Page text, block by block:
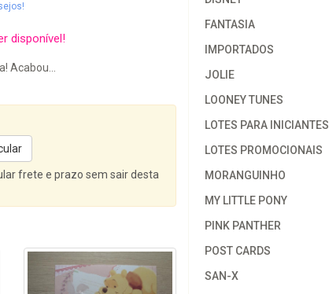
disponível!
Acabou...
frete e prazo sem sair desta
FANTASIA
IMPORTADOS
JOLIE
LOONEY TUNES
LOTES PARA INICIANTES
LOTES PROMOCIONAIS
MORANGUINHO
MY LITTLE PONY
PINK PANTHER
POST CARDS
SAN-X